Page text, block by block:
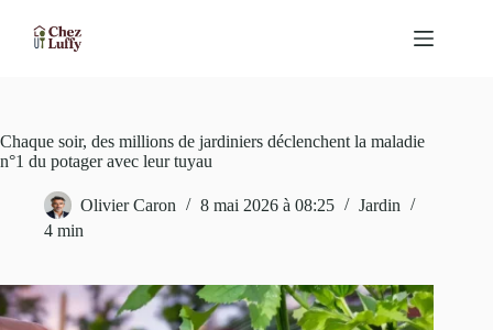
contenu
Chaque soir, des millions de jardiniers déclenchent la maladie
n°1 du potager avec leur tuyau
Olivier Caron 8 mai 2026 à 08:25
Jardin
4 min